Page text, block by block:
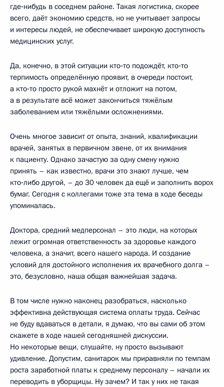
где‑нибудь в соседнем районе. Такая логистика, скорее
всего, даёт экономию средств, но не учитывает запросы
и интересы людей, не обеспечивает широкую доступность
медицинских услуг.
Да, конечно, в этой ситуации кто‑то подождёт, кто‑то
терпимость определённую проявит, в очереди постоит,
а кто‑то просто рукой махнёт и отложит на потом,
а в результате всё может закончиться тяжёлым
заболеванием или тяжёлыми осложнениями.
Очень многое зависит от опыта, знаний, квалификации
врачей, занятых в первичном звене, от их внимания
к пациенту. Однако зачастую за одну смену нужно
принять – как известно, врачи это знают лучше, чем
кто‑либо другой, – до 30 человек да ещё и заполнить ворох
бумаг. Сегодня с коллегами тоже эта тема в ходе беседы
упоминалась.
Доктора, средний медперсонал – это люди, на которых
лежит огромная ответственность за здоровье каждого
человека, а значит, всего нашего народа. И создание
условий для достойного исполнения их врачебного долга –
это, безусловно, наша общая важнейшая задача.
В том числе нужно наконец разобраться, насколько
эффективна действующая система оплаты труда. Сейчас
не буду вдаваться в детали, я думаю, что вы сами об этом
скажете в ходе нашей сегодняшней дискуссии.
Но некоторые вещи, слушайте, ну просто вызывают
удивление. Допустим, санитарок мы приравняли по темпам
роста заработной платы к среднему персоналу – начали их
переводить в уборщицы. Ну зачем? И так у них не такая